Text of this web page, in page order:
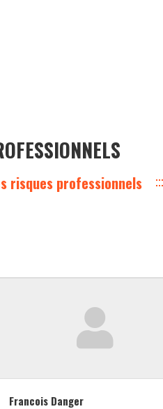
risques professionnels
Francois Danger